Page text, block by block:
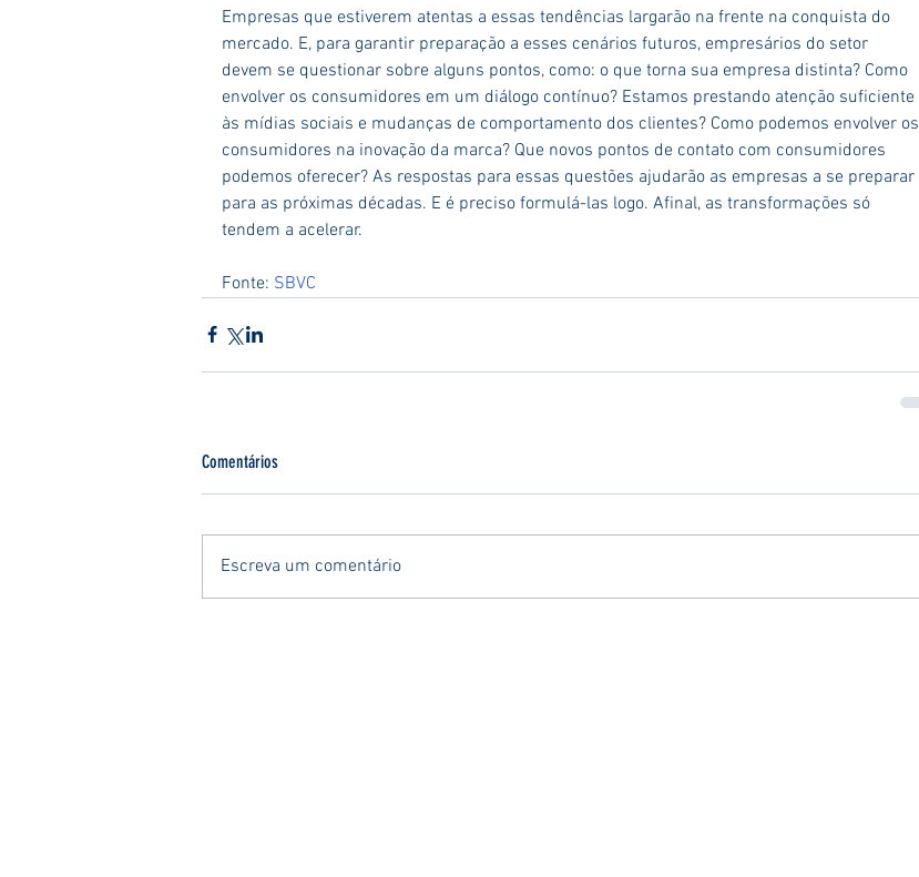
Empresas que estiverem atentas a essas tendências largarão na frente na conquista do
mercado. E, para garantir preparação a esses cenários futuros, empresários do setor
devem se questionar sobre alguns pontos, como: o que torna sua empresa distinta? Como
envolver os consumidores em um diálogo contínuo? Estamos prestando atenção suficiente
às mídias sociais e mudanças de comportamento dos clientes? Como podemos envolver os
consumidores na inovação da marca? Que novos pontos de contato com consumidores
podemos oferecer? As respostas para essas questões ajudarão as empresas a se preparar
para as próximas décadas. E é preciso formulá-las logo. Afinal, as transformações só
tendem a acelerar.
Fonte: SBVC
Comentários
Escreva um comentário